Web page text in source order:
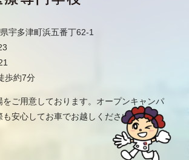
宇多津町浜五番丁62-1
歩約7分
ご用意しております。オープンキャンパ
も安心してお車でお越しください。